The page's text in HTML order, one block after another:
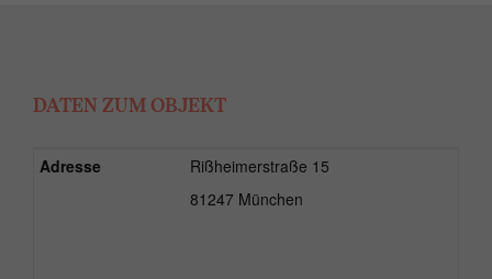
DATEN ZUM OBJEKT
Adresse
Rißheimerstraße 15
81247 München